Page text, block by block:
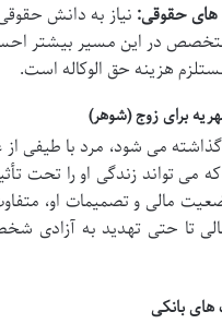
حقوقی: نیاز به دانش حقوقی
در این مسیر بیشتر
هزینه حق الوکاله است.
برای زوج (شوهر)
گذاشته می شود، مرد با طیفی
می تواند زندگی او را تحت
مالی و تصمیمات او،
تا حتی تهدید به آزادی
بانکی